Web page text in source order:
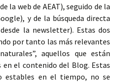
la web de AEAT), seguido de la
y de la búsqueda directa
la newsletter). Estas dos
por tanto las más relevantes
aquellos que están
el contenido del Blog. Estas
estables en el tiempo, no se